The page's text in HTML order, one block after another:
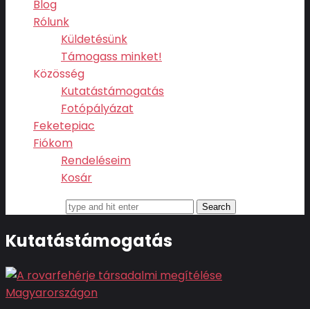
Blog
Rólunk
Küldetésünk
Támogass minket!
Közösség
Kutatástámogatás
Fotópályázat
Feketepiac
Fiókom
Rendeléseim
Kosár
Kutatástámogatás